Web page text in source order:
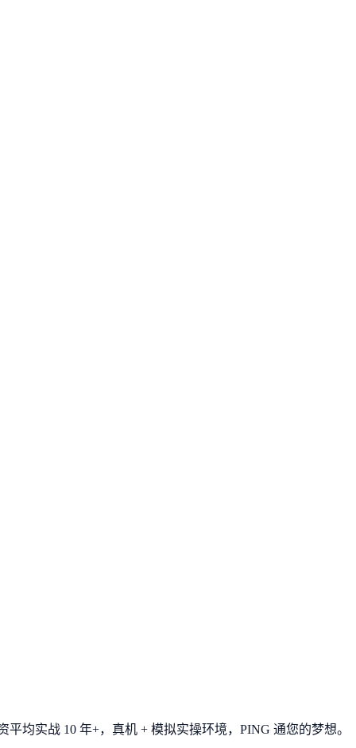
均实战 10 年+，真机 + 模拟实操环境， PING 通您的梦想。